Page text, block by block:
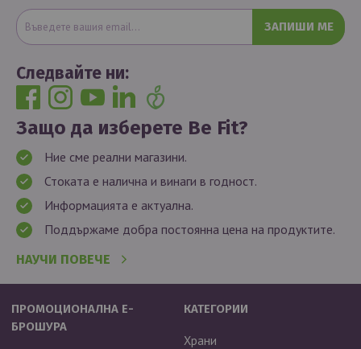
ЗАПИШИ МЕ
Следвайте ни:
Защо да изберете Be Fit?
Ние сме реални магазини.
Стоката е налична и винаги в годност.
Информацията е актуална.
Поддържаме добра постоянна цена на продуктите.
НАУЧИ ПОВЕЧЕ
ПРОМОЦИОНАЛНА Е-
БРОШУРА
КАТЕГОРИИ
Храни